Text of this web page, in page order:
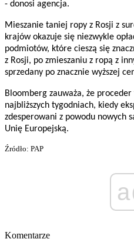
- donosi agencja.
Mieszanie taniej ropy z Rosji z
krajów okazuje się niezwykle
podmiotów, które cieszą się
z Rosji, po zmieszaniu z ropą z
sprzedany po znacznie wyższej
Bloomberg zauważa, że
najbliższych tygodniach, kiedy
zdesperowani z powodu nowych
Unię Europejską.
Źródło: PAP
Komentarze